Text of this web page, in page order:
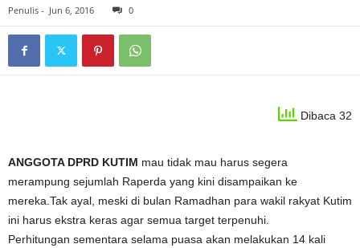
Penulis - Jun 6, 2016 0
Dibaca 32
ANGGOTA DPRD KUTIM mau tidak mau harus segera
merampung sejumlah Raperda yang kini disampaikan ke
mereka.Tak ayal, meski di bulan Ramadhan para wakil rakyat Kutim
ini harus ekstra keras agar semua target terpenuhi.
Perhitungan sementara selama puasa akan melakukan 14 kali